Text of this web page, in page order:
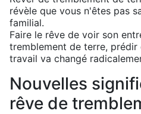
révèle que vous n'êtes pas
familial.
Faire le rêve de voir son
tremblement de terre, prédir
travail va changé
Nouvelles
rêve de